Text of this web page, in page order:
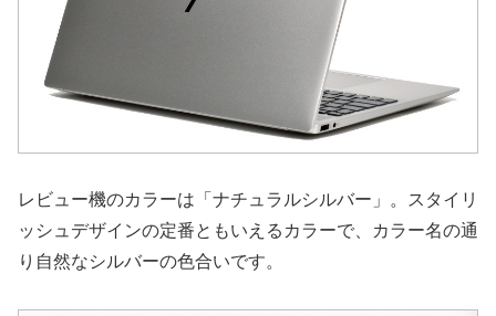
レビュー機のカラーは「ナチュラルシルバー」。スタイリ
ッシュデザインの定番ともいえるカラーで、カラー名の通
り自然なシルバーの色合いです。